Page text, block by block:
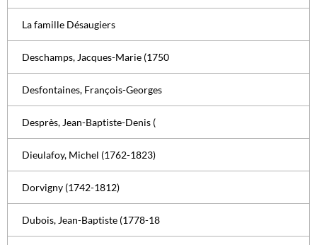
La famille Désaugiers
Deschamps, Jacques-Marie (1750
Desfontaines, François-Georges
Desprès, Jean-Baptiste-Denis (
Dieulafoy, Michel (1762-1823)
Dorvigny (1742-1812)
Dubois, Jean-Baptiste (1778-18